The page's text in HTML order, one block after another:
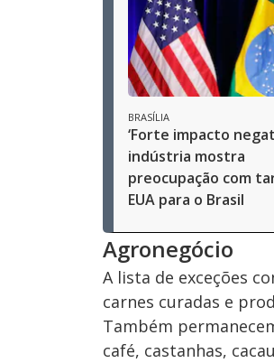
BRASÍLIA
‘Forte impacto
indústria mostra
preocupação com
EUA para o Brasil
Agronegócio
A lista de exceções
carnes curadas e
Também
café, castanhas,